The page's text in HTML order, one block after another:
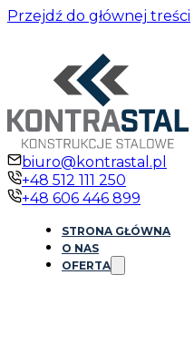
Przejdź do głównej treści
biuro@kontrastal.pl
+48 512 111 250
+48 606 446 899
STRONA GŁÓWNA
O NAS
OFERTA